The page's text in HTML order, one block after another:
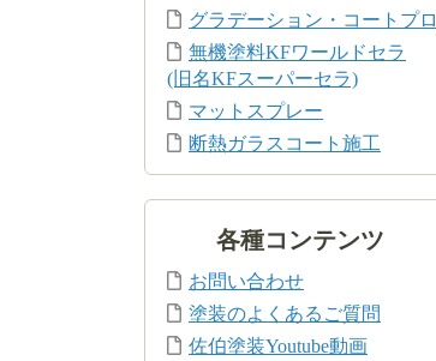
グラデーション・コートプロ
無機塗料KFワールドセラ
(旧名KFスーパーセラ)
マットスプレー
断熱ガラスコート施工
各種コンテンツ
お問い合わせ
塗装のよくあるご質問
佐伯塗装Youtube動画